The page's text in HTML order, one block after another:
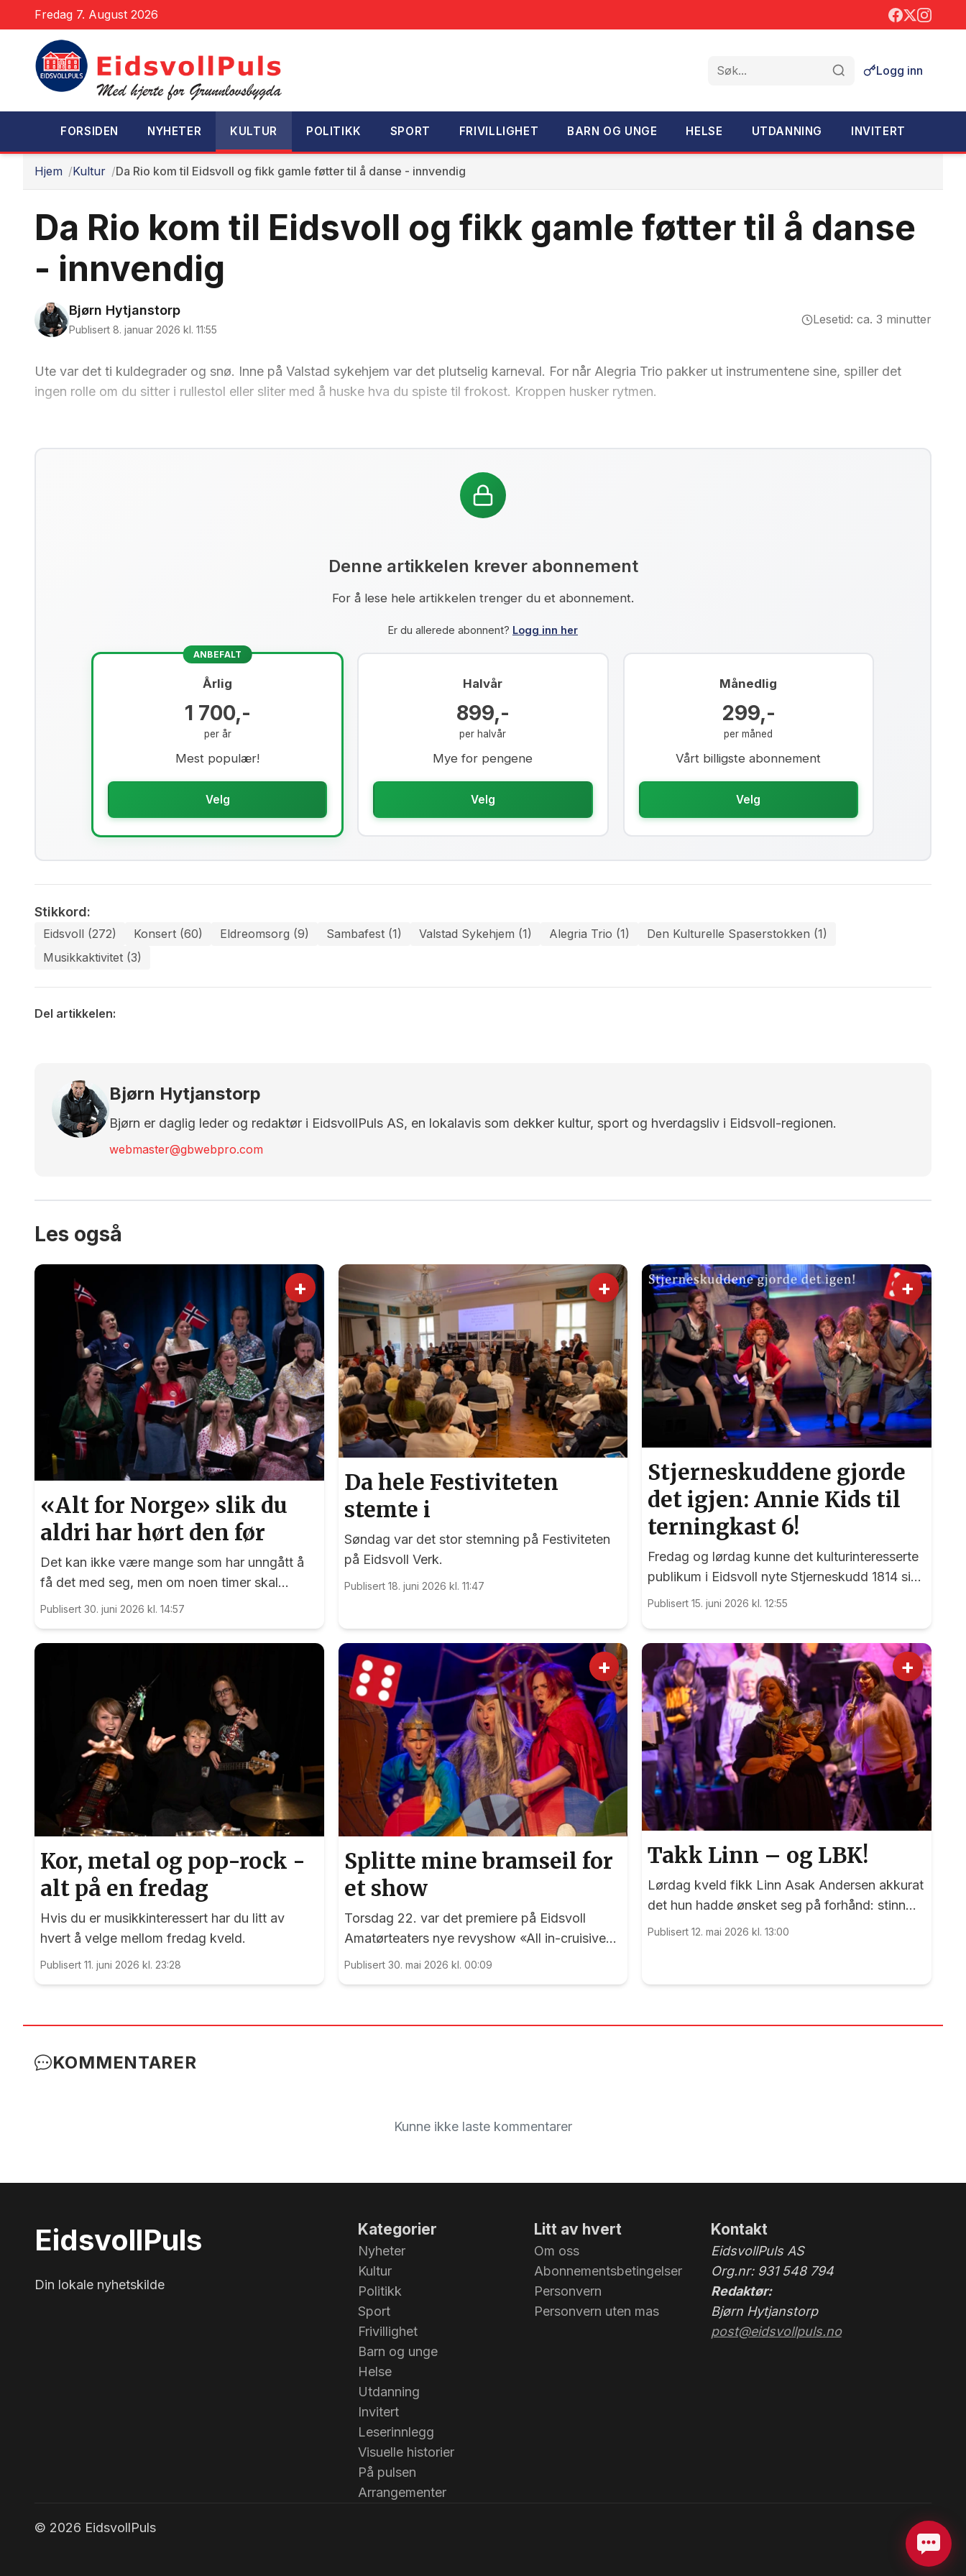
Fredag 7. August 2026
Søk
Logg inn
FORSIDEN NYHETER KULTUR POLITIKK SPORT FRIVILLIGHET BARN OG UNGE HELSE UTDANNING INVITERT
Hjem Kultur Da Rio kom til Eidsvoll og fikk gamle føtter til å danse - innvendig
Da Rio kom til Eidsvoll og fikk gamle føtter til å danse
- innvendig
Bjørn Hytjanstorp
Publisert 8. januar 2026 kl. 11:55
Lesetid: ca. 3 minutter
Ute var det ti kuldegrader og snø. Inne på Valstad sykehjem var det plutselig karneval. For når Alegria Trio pakker ut instrumentene sine, spiller det
ingen rolle om du sitter i rullestol eller sliter med å huske hva du spiste til frokost. Kroppen husker rytmen.
Denne artikkelen krever abonnement
For å lese hele artikkelen trenger du et abonnement.
Er du allerede abonnent? Logg inn her
ANBEFALT
Årlig
1 700,-
per år
Mest populær!
Velg
Halvår
899,-
per halvår
Mye for pengene
Velg
Månedlig
299,-
per måned
Vårt billigste abonnement
Velg
Stikkord:
Eidsvoll (272) Konsert (60) Eldreomsorg (9) Sambafest (1) Valstad Sykehjem (1) Alegria Trio (1)
Den Kulturelle Spaserstokken (1)
Musikkaktivitet (3)
Del artikkelen:
Bjørn Hytjanstorp
Bjørn er daglig leder og redaktør i EidsvollPuls AS, en lokalavis som dekker kultur, sport og hverdagsliv i Eidsvoll-regionen.
webmaster@gbwebpro.com
Les også
+
«Alt for Norge» slik du
aldri har hørt den før
Det kan ikke være mange som har unngått å
få det med seg, men om noen timer skal
Norge spille mot Elfenbenskysten i 16-
Publisert 30. juni 2026 kl. 14:57
+
Da hele Festiviteten
stemte i
Søndag var det stor stemning på Festiviteten
på Eidsvoll Verk.
Publisert 18. juni 2026 kl. 11:47
+
Stjerneskuddene gjorde
det igjen: Annie Kids til
terningkast 6!
Fredag og lørdag kunne det kulturinteresserte
publikum i Eidsvoll nyte Stjerneskudd 1814 sin
femte forestilling på tre år. Denne gangen var
Henaas.
Publisert 15. juni 2026 kl. 12:55
Kor, metal og pop-rock -
alt på en fredag
Hvis du er musikkinteressert har du litt av
hvert å velge mellom fredag kveld.
Publisert 11. juni 2026 kl. 23:28
+
Splitte mine bramseil for
et show
Torsdag 22. var det premiere på Eidsvoll
Amatørteaters nye revyshow «All in-cruisive» i
Panorama. Først på nest siste spillekveld
Publisert 30. mai 2026 kl. 00:09
+
Takk Linn – og LBK!
Lørdag kveld fikk Linn Asak Andersen akkurat
det hun hadde ønsket seg på forhånd: stinn
brakke i låven på Minne Gård.
Publisert 12. mai 2026 kl. 13:00
KOMMENTARER
Kunne ikke laste kommentarer
EidsvollPuls
Din lokale nyhetskilde
Kategorier
Nyheter
Kultur
Politikk
Sport
Frivillighet
Barn og unge
Helse
Utdanning
Invitert
Leserinnlegg
Visuelle historier
På pulsen
Arrangementer
Litt av hvert
Om oss
Abonnementsbetingelser
Personvern
Personvern uten mas
Kontakt
EidsvollPuls AS
Org.nr: 931 548 794
Redaktør:
Bjørn Hytjanstorp
post@eidsvollpuls.no
© 2026 EidsvollPuls